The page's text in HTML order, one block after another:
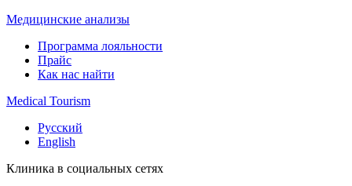
Медицинские анализы
Программа лояльности
Прайс
Как нас найти
Medical Tourism
Русский
English
Клиника в социальных сетях